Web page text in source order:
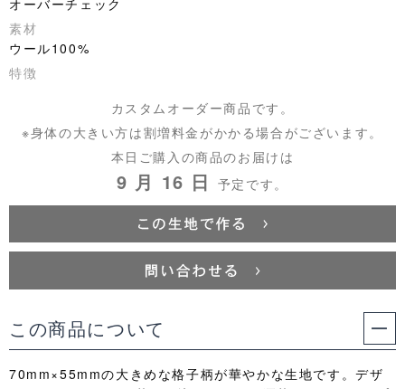
オーバーチェック
素材
ウール100%
特徴
カスタムオーダー商品です。
※身体の大きい方は割増料金がかかる場合がございます。
本日ご購入の商品のお届けは
9 月 16 日 予定です。
この商品について
70mm×55mmの大きめな格子柄が華やかな生地です。デザ